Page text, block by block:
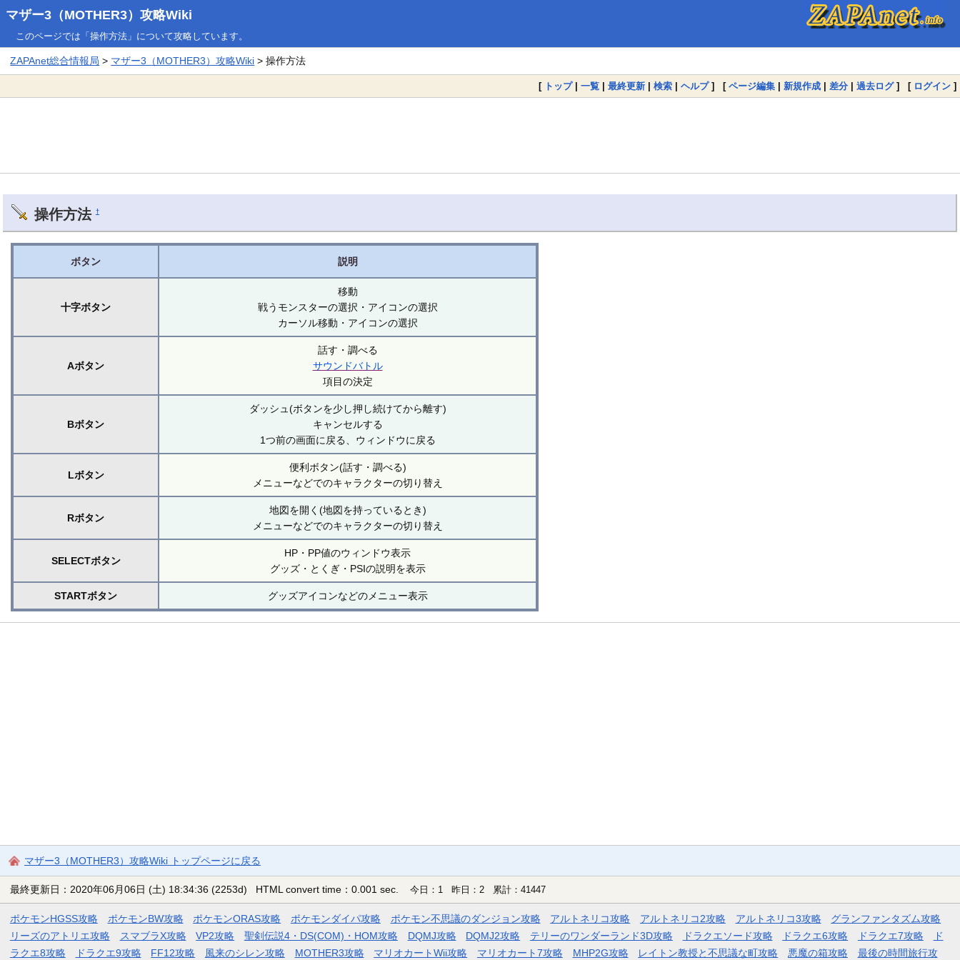
マザー3（MOTHER3）攻略Wiki
このページでは「操作方法」について攻略しています。
ZAPAnet総合情報局 > マザー3（MOTHER3）攻略Wiki > 操作方法
[ トップ| 一覧 | 最終更新 | 検索 | ヘルプ] [ ページ編集 | 新規作成 | 差分 | 過去ログ] [ ログイン ]
操作方法 †
ボタン 説明
十字ボタン
移動
戦うモンスターの選択・アイコンの選択
カーソル移動・アイコンの選択
Aボタン
話す・調べる
サウンドバトル
項目の決定
Bボタン
ダッシュ(ボタンを少し押し続けてから離す)
キャンセルする
1つ前の画面に戻る、ウィンドウに戻る
Lボタン
便利ボタン(話す・調べる)
メニューなどでのキャラクターの切り替え
Rボタン
地図を開く(地図を持っているとき)
メニューなどでのキャラクターの切り替え
SELECTボタン
HP・PP値のウィンドウ表示
グッズ・とくぎ・PSIの説明を表示
STARTボタン グッズアイコンなどのメニュー表示
マザー3（MOTHER3）攻略Wiki トップページに戻る
最終更新日：2020年06月06日 (土) 18:34:36(2253d) HTML convert time：0.001 sec. 今日：1 昨日：2 累計：41447
ポケモンHGSS攻略 ポケモンBW攻略 ポケモンORAS攻略 ポケモンダイパ攻略 ポケモン不思議のダンジョン攻略 アルトネリコ攻略 アルトネリコ2攻略 アルトネリコ3攻略
グランファンタズム攻略
リーズのアトリエ攻略
スマブラX攻略 VP2攻略 聖剣伝説4・DS(COM)・HOM攻略 DQMJ攻略 DQMJ2攻略 テリーのワンダーランド3D攻略 ドラクエソード攻略 ドラクエ6攻略 ドラクエ7攻略
ド
ラクエ8攻略
ドラクエ9攻略 FF12攻略 風来のシレン攻略 MOTHER3攻略 マリオカートWii攻略 マリオカート7攻略 MHP2G攻略 レイトン教授と不思議な町攻略 悪魔の箱攻略 最後の時間旅行攻